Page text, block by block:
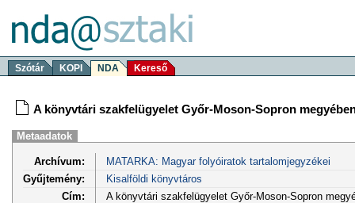
Szótár KOPI NDA Kereső
A könyvtári szakfelügyelet Győr-Moson-Sopron
Metaadatok
Archívum:
MATARKA: Magyar folyóiratok tartalomjegyzékei
Gyűjtemény:
Kisalföldi könyvtáros
Cím:
A könyvtári szakfelügyelet Győr-Moson-Sopron